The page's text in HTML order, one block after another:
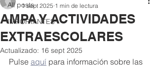
All posts
IMPORTANTES
AMPA Y ACTIVIDADES
EXTRAESCOLARES
1 sept 2025 1 min de lectura
Actualizado: 16 sept 2025
Pulse aquí para información sobre las